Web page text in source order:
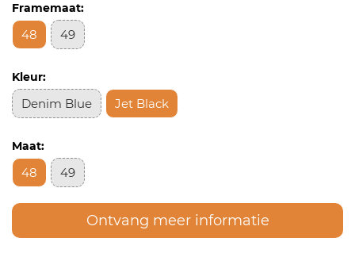
Framemaat:
48 49
Kleur:
Denim Blue Jet Black
Maat:
48 49
Ontvang meer informatie